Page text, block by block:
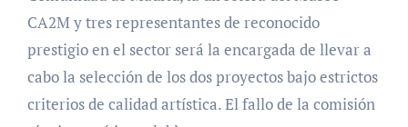
CA2M y tres representantes de reconocido
prestigio en el sector será la encargada de llevar a
cabo la selección de los dos proyectos bajo estrictos
criterios de calidad artística. El fallo de la comisión